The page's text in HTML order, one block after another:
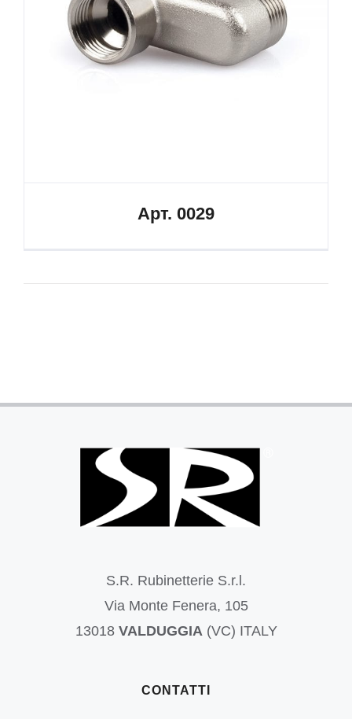
Арт. 0029
S.R. Rubinetterie S.r.l.
Via Monte Fenera, 105
13018 VALDUGGIA(VC) ITALY
CONTATTI